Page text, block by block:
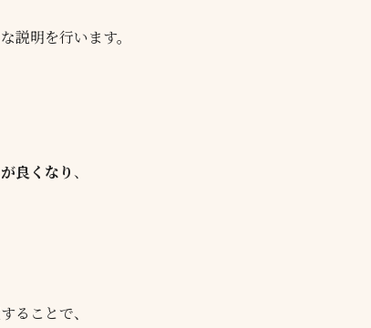
説明を行います。
良くなり、
ることで、